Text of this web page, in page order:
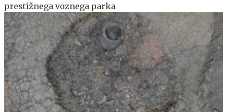
prestižnega voznega parka